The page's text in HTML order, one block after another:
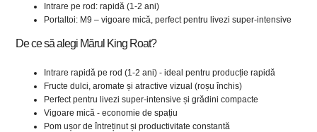
Intrare pe rod: rapidă (1-2 ani)
Portaltoi: M9 – vigoare mică, perfect pentru livezi super-intensive
De ce să alegi Mărul King Roat?
Intrare rapidă pe rod (1-2 ani) - ideal pentru producție rapidă
Fructe dulci, aromate și atractive vizual (roșu închis)
Perfect pentru livezi super-intensive și grădini compacte
Vigoare mică - economie de spațiu
Pom ușor de întreținut și productivitate constantă